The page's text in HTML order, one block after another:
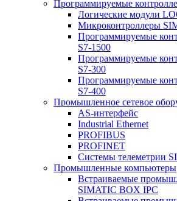
Программируемые
Логические модули
Микроконтроллеры
Программируемые
S7-1500
Программируемые
S7-300
Программируемые
S7-400
Промышленное сетевое
AS-интерфейс
Industrial Ethernet
PROFIBUS
PROFINET
Системы телеметрии
Промышленные компьютеры
Встраиваемые
SIMATIC BOX IPC